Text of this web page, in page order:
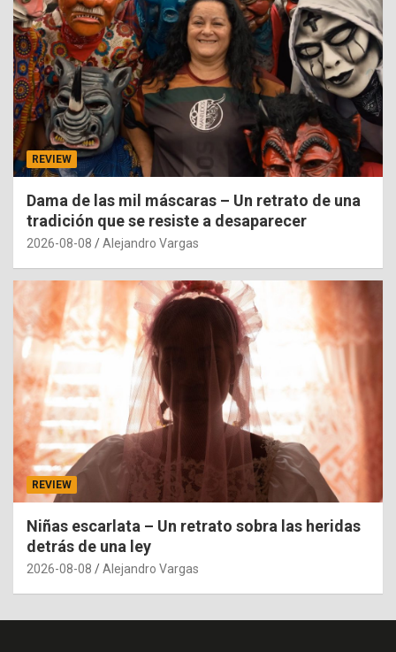
REVIEW
Dama de las mil máscaras – Un retrato de una
tradición que se resiste a desaparecer
2026-08-08 Alejandro Vargas
REVIEW
Niñas escarlata – Un retrato sobra las heridas
detrás de una ley
2026-08-08 Alejandro Vargas